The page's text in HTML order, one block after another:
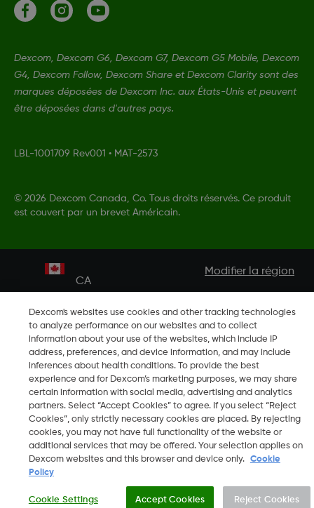
Dexcom, Dexcom G6, Dexcom G7, Dexcom G5 Mobile, Dexcom
G4, Dexcom Follow, Dexcom Share et Dexcom Clarity sont des
marques déposées de Dexcom Inc. aux États-Unis et peuvent
être déposées dans d'autres pays.
LBL-1001709 Rev001 • MAT-2573
© 2026 Dexcom Canada, Co. Tous droits réservés. Ce produit
est couvert par un brevet Américain.
CA
Modifier la région
Dexcom's websites use cookies and other tracking technologies
to analyze performance on our websites and to collect
information about your use of the websites, which include IP
address, preferences, and device information, and may include
inferences about health conditions. To provide the best
experience and for Dexcom’s marketing purposes, we may share
certain information with social media, advertising and analytics
partners. Select “Accept Cookies” to agree. If you select “Reject
Cookies”, only strictly necessary cookies are placed. By rejecting
cookies, you may not have full functionality of the website or
additional services that may be offered. Your selection applies on
Dexcom websites and this browser and device only.
Cookie
Policy
Cookie Settings Reject Cookies
Accept Cookies